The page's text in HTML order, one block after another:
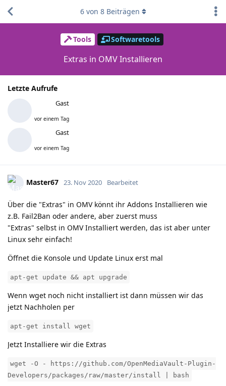
Tools Softwaretools
Extras in OMV Installieren
Letzte Aufrufe
Gast
vor einem Tag
Gast
vor einem Tag
6von 8Beiträgen
Master67 23. Nov 2020 Bearbeitet
Über die "Extras" in OMV könnt ihr Addons Installieren wie
z.B. Fail2Ban oder andere, aber zuerst muss
"Extras" selbst in OMV Installiert werden, das ist aber unter
Linux sehr einfach!
Öffnet die Konsole und Update Linux erst mal
apt-get update && apt upgrade
Wenn wget noch nicht installiert ist dann müssen wir das
jetzt Nachholen per
apt-get install wget
Jetzt Installiere wir die Extras
wget -O - https://github.com/OpenMediaVault-Plugin-
Developers/packages/raw/master/install | bash